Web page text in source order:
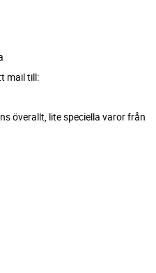
mail till:
överallt, lite speciella varor från